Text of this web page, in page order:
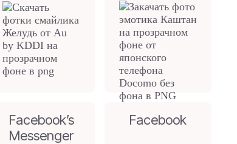
Facebook’s
Messenger
Facebook